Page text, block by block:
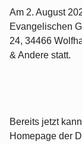
Am 2. August
Evangelischen
24, 34466
& Andere statt.
Bereits jetzt
Homepage der